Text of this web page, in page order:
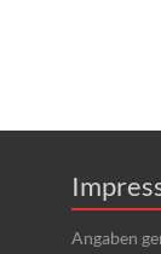
Angaben